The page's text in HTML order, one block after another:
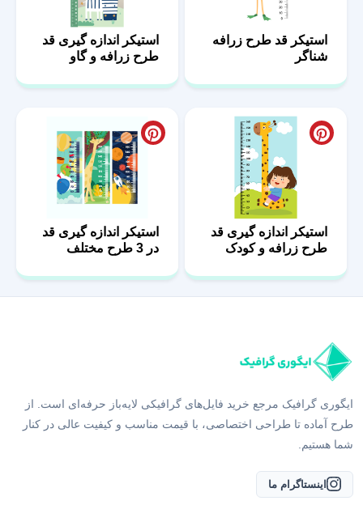
استیکر قد طرح زرافه
شناگر
استیکر اندازه گیری قد
طرح زرافه و گاو
استیکر اندازه گیری قد
طرح زرافه و کودک
استیکر اندازه گیری قد
در 3 طرح مختلف
ایگوری گرافیک مرجع خرید فایل‌های گرافیکی لایه‌باز حرفه‌ای است. از
طرح آماده تا طراحی اختصاصی، با قیمت مناسب و کیفیت عالی در کنار
شما هستیم.
اینستاگرام ما